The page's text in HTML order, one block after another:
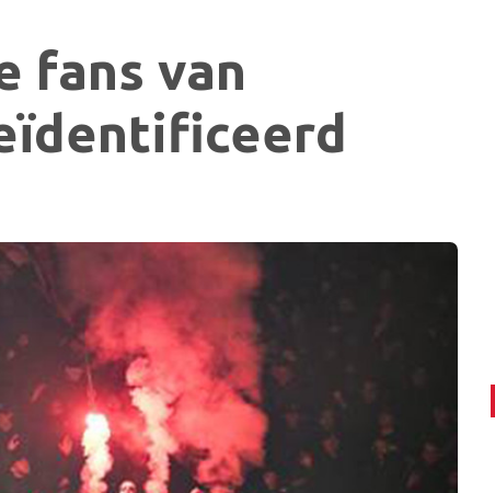
fans van